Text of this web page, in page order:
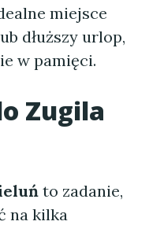
miejsce
dłuższy urlop,
w pamięci.
Zugila
to zadanie,
na kilka